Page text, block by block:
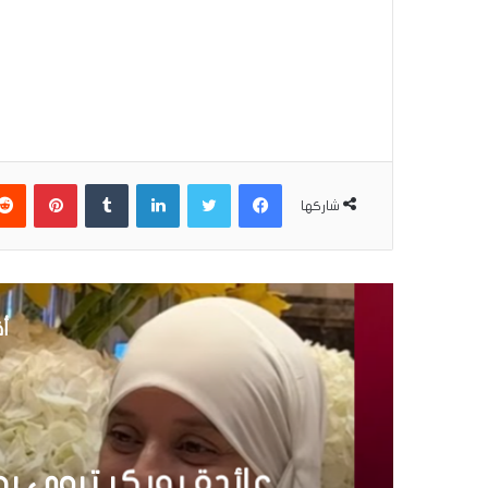
شاركها
فيسبوكتويتر لينكدإن
4 نوفمبر 2025